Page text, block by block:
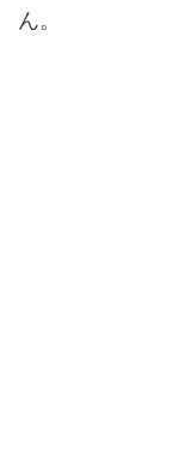
ん。